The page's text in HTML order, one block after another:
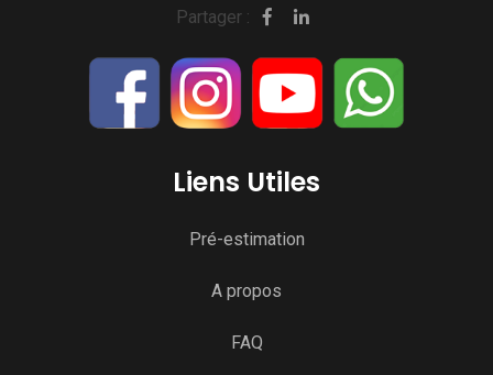
Partager :
Liens Utiles
Pré-estimation
A propos
FAQ